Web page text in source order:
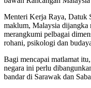
Menteri Kerja Raya, Datuk
maklum, Malaysia dijangka
merangkumi pelbagai
rohani, psikologi dan
Bagi mencapai matlamat
negara ini perlu
bandar di Sarawak dan